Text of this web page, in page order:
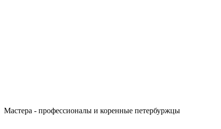
Мастера - профессионалы и коренные петербуржцы